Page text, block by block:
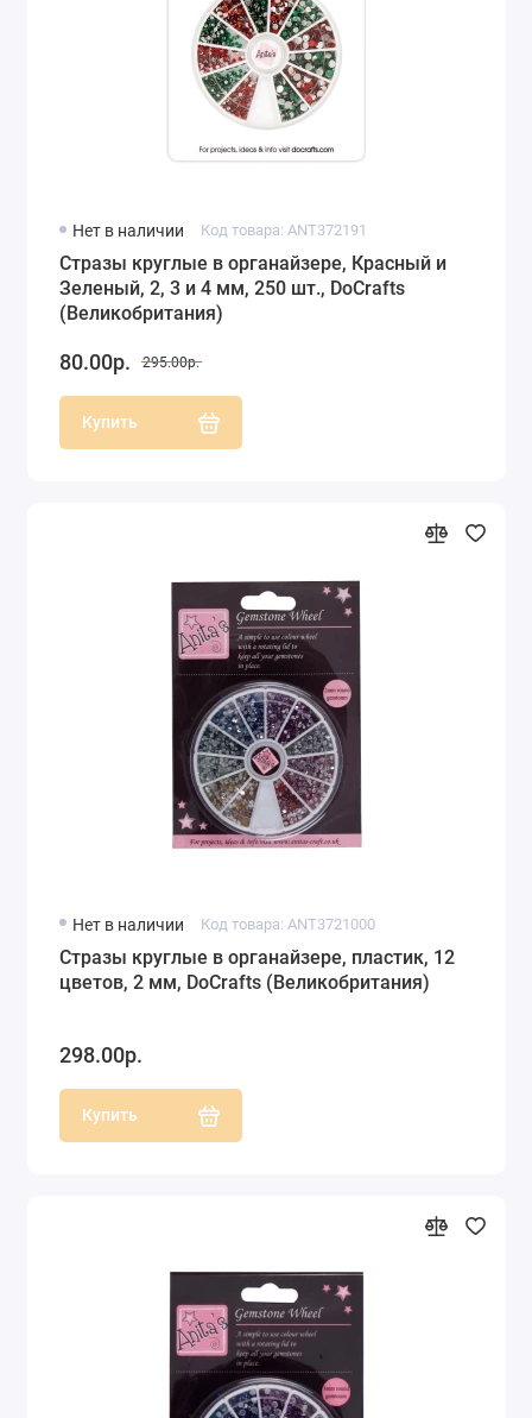
Нет в наличии Код товара: ANT372191
Стразы круглые в органайзере, Красный и
Зеленый, 2, 3 и 4 мм, 250 шт., DoCrafts
(Великобритания)
80.00р. 295.00р.
Купить
Нет в наличии Код товара: ANT3721000
Стразы круглые в органайзере, пластик, 12
цветов, 2 мм, DoCrafts (Великобритания)
298.00р.
Купить